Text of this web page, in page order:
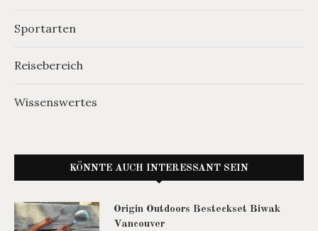
Sportarten
Reisebereich
Wissenswertes
KÖNNTE AUCH INTERESSANT SEIN
Origin Outdoors Besteckset Biwak
Vancouver